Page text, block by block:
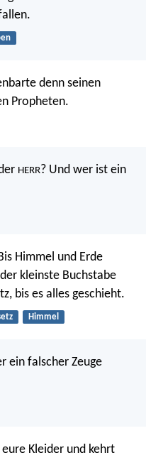
denn seinen
Propheten.
HERR? Und wer ist ein
Himmel und Erde
kleinste Buchstabe
bis es alles geschieht.
Himmel
ein falscher Zeuge
Kleider und kehrt